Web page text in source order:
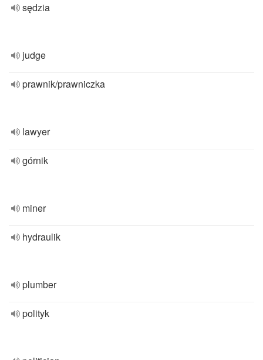
sędzia
judge
prawnik/prawniczka
lawyer
górnik
miner
hydraulik
plumber
polityk